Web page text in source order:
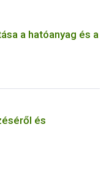
a hatóanyag és a
és